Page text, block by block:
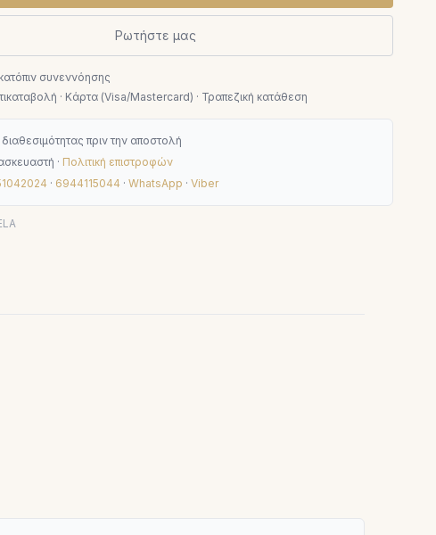
Ρωτήστε μας
συνεννόησης
· Κάρτα (Visa/Mastercard) · Τραπεζική κατάθεση
πριν την αποστολή
· Πολιτική επιστροφών
· 6944115044 · WhatsApp · Viber